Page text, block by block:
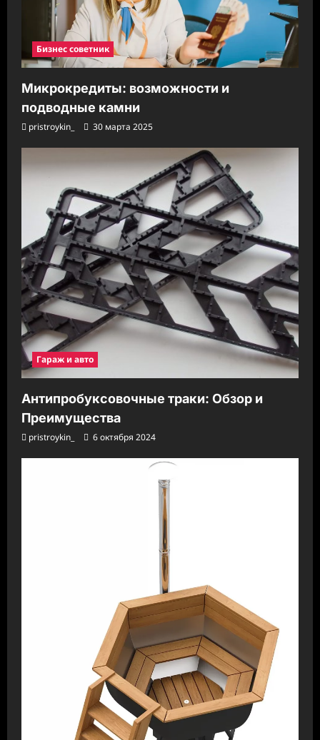
Бизнес советник
Микрокредиты: возможности и
подводные камни
pristroykin_ 30 марта 2025
Гараж и авто
Антипробуксовочные траки: Обзор и
Преимущества
pristroykin_ 6 октября 2024